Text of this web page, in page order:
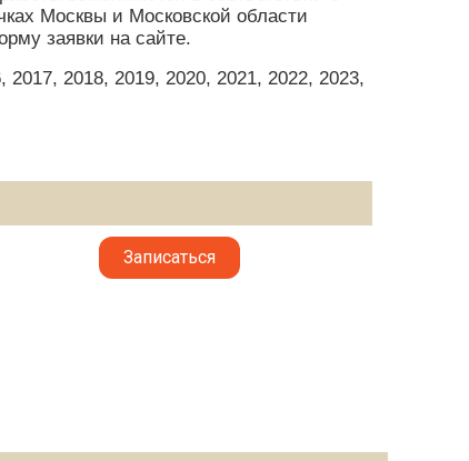
Москвы и Московской области
заявки на сайте.
2018, 2019, 2020, 2021, 2022, 2023,
Записаться